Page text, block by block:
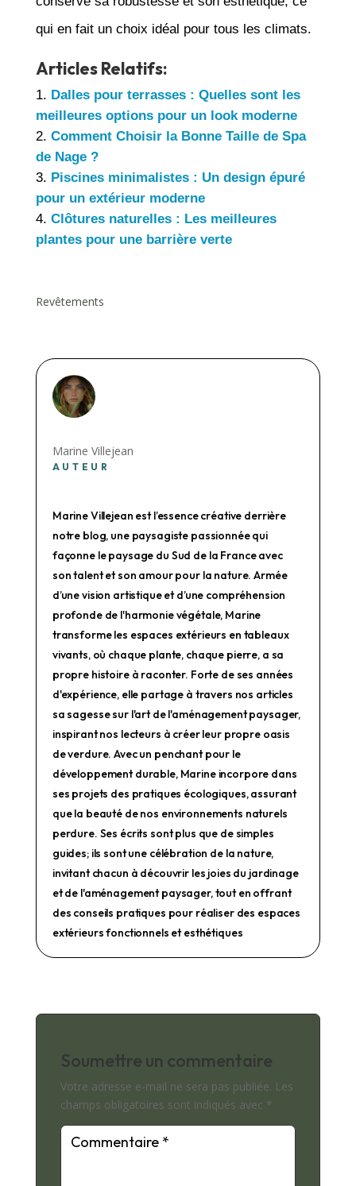
qui en fait un choix idéal pour tous les climats.
Articles Relatifs:
Dalles pour terrasses : Quelles sont les
meilleures options pour un look moderne
Comment Choisir la Bonne Taille de Spa
de Nage ?
Piscines minimalistes : Un design épuré
pour un extérieur moderne
Clôtures naturelles : Les meilleures
plantes pour une barrière verte
Revêtements
Marine Villejean
AUTEUR
Marine Villejean est l’essence créative derrière
notre blog, une paysagiste passionnée qui
façonne le paysage du Sud de la France avec
son talent et son amour pour la nature. Armée
d’une vision artistique et d’une compréhension
profonde de l'harmonie végétale, Marine
transforme les espaces extérieurs en tableaux
vivants, où chaque plante, chaque pierre, a sa
propre histoire à raconter. Forte de ses années
d'expérience, elle partage à travers nos articles
sa sagesse sur l'art de l'aménagement paysager,
inspirant nos lecteurs à créer leur propre oasis
de verdure. Avec un penchant pour le
développement durable, Marine incorpore dans
ses projets des pratiques écologiques, assurant
que la beauté de nos environnements naturels
perdure. Ses écrits sont plus que de simples
guides; ils sont une célébration de la nature,
invitant chacun à découvrir les joies du jardinage
et de l'aménagement paysager, tout en offrant
des conseils pratiques pour réaliser des espaces
extérieurs fonctionnels et esthétiques
Soumettre un commentaire
Votre adresse e-mail ne sera pas publiée. Les
champs obligatoires sont indiqués avec *